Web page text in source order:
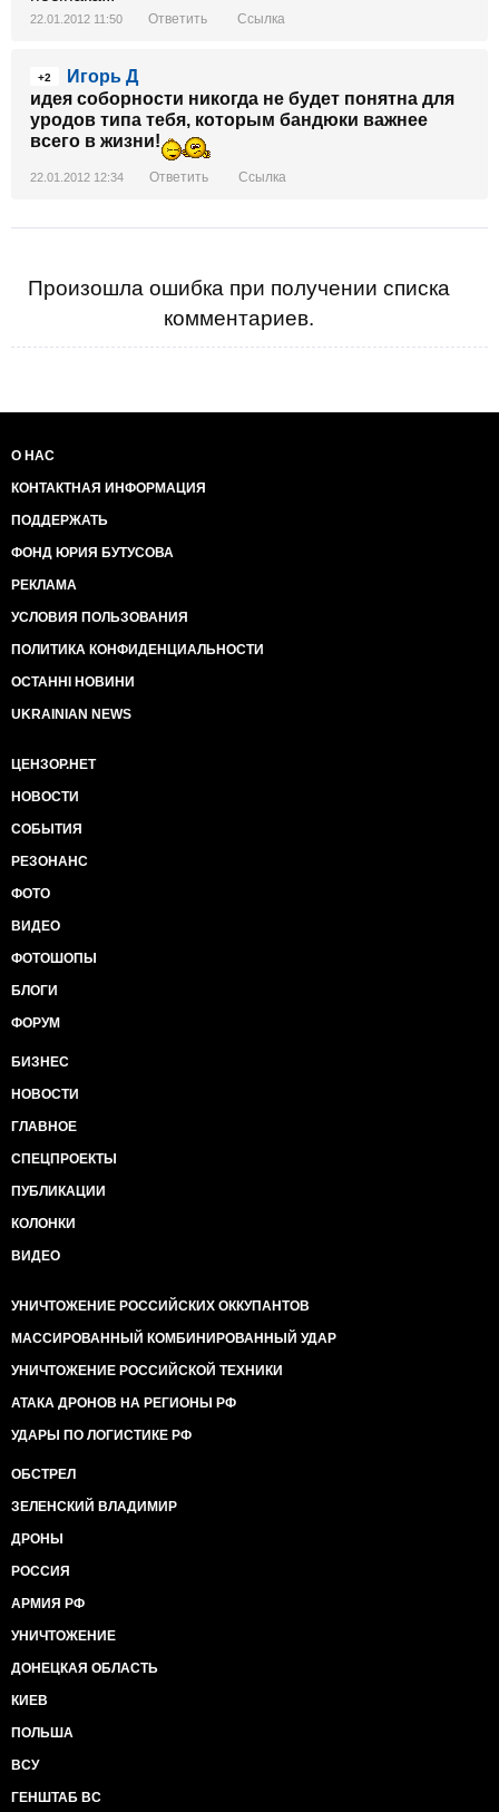
22.01.2012 11:50 Ответить Ссылка
+2
Игорь Д
идея соборности никогда не будет понятна для
уродов типа тебя, которым бандюки важнее
всего в жизни!
22.01.2012 12:34 Ответить Ссылка
Произошла ошибка при получении списка
комментариев.
О НАС
КОНТАКТНАЯ ИНФОРМАЦИЯ
ПОДДЕРЖАТЬ
ФОНД ЮРИЯ БУТУСОВА
РЕКЛАМА
УСЛОВИЯ ПОЛЬЗОВАНИЯ
ПОЛИТИКА КОНФИДЕНЦИАЛЬНОСТИ
ОСТАННІ НОВИНИ
UKRAINIAN NEWS
ЦЕНЗОР.НЕТ
НОВОСТИ
СОБЫТИЯ
РЕЗОНАНС
ФОТО
ВИДЕО
ФОТОШОПЫ
БЛОГИ
ФОРУМ
БИЗНЕС
НОВОСТИ
ГЛАВНОЕ
СПЕЦПРОЕКТЫ
ПУБЛИКАЦИИ
КОЛОНКИ
ВИДЕО
УНИЧТОЖЕНИЕ РОССИЙСКИХ ОККУПАНТОВ
МАССИРОВАННЫЙ КОМБИНИРОВАННЫЙ УДАР
УНИЧТОЖЕНИЕ РОССИЙСКОЙ ТЕХНИКИ
АТАКА ДРОНОВ НА РЕГИОНЫ РФ
УДАРЫ ПО ЛОГИСТИКЕ РФ
ОБСТРЕЛ
ЗЕЛЕНСКИЙ ВЛАДИМИР
ДРОНЫ
РОССИЯ
АРМИЯ РФ
УНИЧТОЖЕНИЕ
ДОНЕЦКАЯ ОБЛАСТЬ
КИЕВ
ПОЛЬША
ВСУ
ГЕНШТАБ ВС